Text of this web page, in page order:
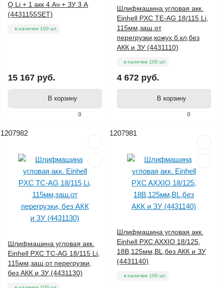
0
Q Li + 1 акк 4 Ач + ЗУ 3 А
(4431155SET)
в наличии 100 шт.
15 167 руб.
В корзину
0
Шлифмашина угловая акк.
Einhell PXC TE-AG 18/115 Li,
115мм,защ.от
перегрузки,кожух б.кл,без
АКК и ЗУ (4431110)
в наличии 100 шт.
4 672 руб.
В корзину
1207982
Шлифмашина угловая акк.
Einhell PXC TC-AG 18/115 Li,
115мм,защ.от перегрузки,
без АКК и ЗУ (4431130)
1207981
Шлифмашина угловая акк.
Einhell PXC AXXIO 18/125,
18В,125мм,BL,без АКК и ЗУ
(4431140)
в наличии 100 шт.